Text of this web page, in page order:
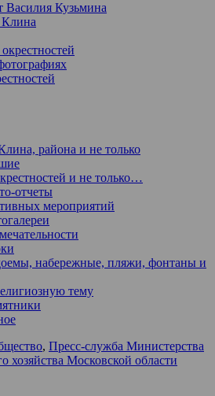
Василия Кузьмина
района и не только
и не только…
отчеты
мероприятий
набережные, пляжи, фонтаны и
тему
, Пресс-служба Министерства
Московской области